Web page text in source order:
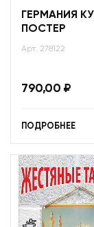
ГЕРМАНИЯ
ПОСТЕР
Арт: 278122
790,00 ₽
ПОДРОБНЕЕ